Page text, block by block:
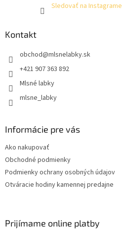
Sledovať na Instagrame
Kontakt
obchod@mlsnelabky.sk
+421 907 363 892
Mlsné labky
mlsne_labky
Informácie pre vás
Ako nakupovať
Obchodné podmienky
Podmienky ochrany osobných údajov
Otváracie hodiny kamennej predajne
Prijímame online platby